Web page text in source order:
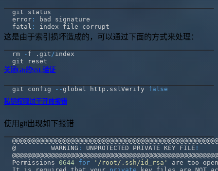
error :
fatal :
这是由于索引损坏造成的，可以通过下面的方式来处理：
rm - f . git/
关闭Git的SSL验证
git config --global http . sslVerify false
私钥权限过于开放报错
使用git出现如下报错
@         WARNING : UNPROTECTED PRIVATE KEY FILE !
Permissions 0644 for '/root/.ssh/id_rsa'
are too open